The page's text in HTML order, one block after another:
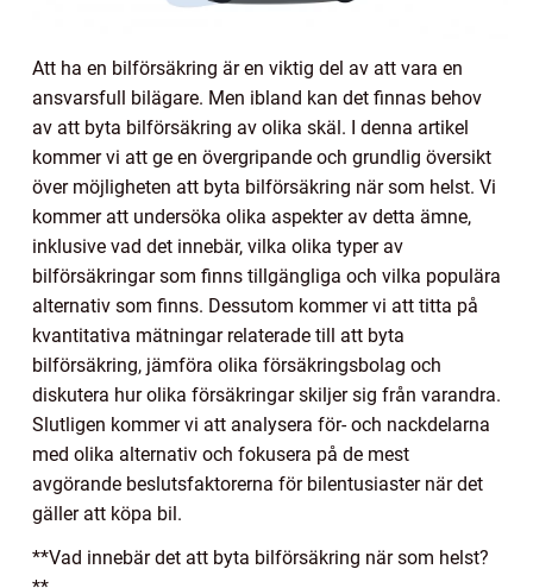
Att ha en bilförsäkring är en viktig del av att vara en
ansvarsfull bilägare. Men ibland kan det finnas behov
av att byta bilförsäkring av olika skäl. I denna artikel
kommer vi att ge en övergripande och grundlig översikt
över möjligheten att byta bilförsäkring när som helst. Vi
kommer att undersöka olika aspekter av detta ämne,
inklusive vad det innebär, vilka olika typer av
bilförsäkringar som finns tillgängliga och vilka populära
alternativ som finns. Dessutom kommer vi att titta på
kvantitativa mätningar relaterade till att byta
bilförsäkring, jämföra olika försäkringsbolag och
diskutera hur olika försäkringar skiljer sig från varandra.
Slutligen kommer vi att analysera för- och nackdelarna
med olika alternativ och fokusera på de mest
avgörande beslutsfaktorerna för bilentusiaster när det
gäller att köpa bil.
**Vad innebär det att byta bilförsäkring när som helst?